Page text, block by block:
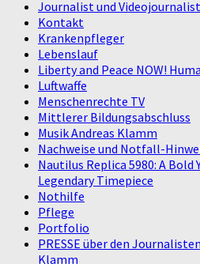
Journalist und Videojournalist
Kontakt
Krankenpfleger
Lebenslauf
Liberty and Peace NOW!
Luftwaffe
Menschenrechte TV
Mittlerer Bildungsabschluss
Musik Andreas Klamm
Nachweise und Notfall-
Nautilus Replica 5980: A Bold
Legendary Timepiece
Nothilfe
Pflege
Portfolio
PRESSE über den
Klamm